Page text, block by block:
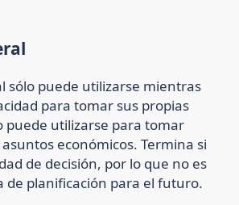
sólo puede utilizarse mientras
para tomar sus propias
puede utilizarse para tomar
económicos. Termina si
de decisión, por lo que no es
planificación para el futuro.